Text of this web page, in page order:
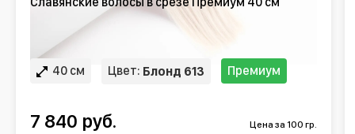
40 см Цвет: Блонд 613 Премиум
7 840 руб. Цена за 100 гр.